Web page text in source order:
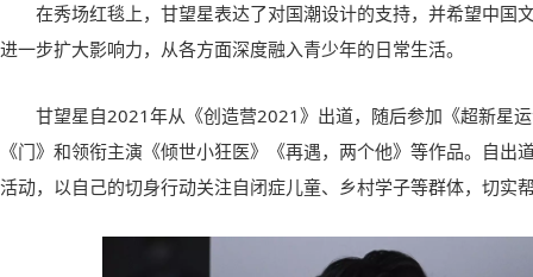
在秀场红毯上，甘望星表达了对国潮设计的支持，并希望中国
进一步扩大影响力，从各方面深度融入青少年的日常生活。
甘望星自2021年从《创造营2021》出道，随后参加《超新星
《门》和领衔主演《倾世小狂医》《再遇，两个他》等作品。自出
活动，以自己的切身行动关注自闭症儿童、乡村学子等群体，切实